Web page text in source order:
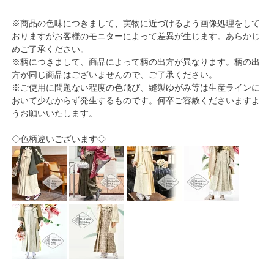
※商品の色味につきまして、実物に近づけるよう画像処理をして
おりますがお客様のモニターによって差異が生じます。あらかじ
めご了承ください。
※柄につきまして、商品によって柄の出方が異なります。柄の出
方が同じ商品はございませんので、ご了承ください。
※ご使用に問題ない程度の色飛び、縫製ゆがみ等は生産ラインに
おいて少なからず発生するものです。何卒ご容赦くださいますよ
うお願いいたします。
◇色柄違いございます◇